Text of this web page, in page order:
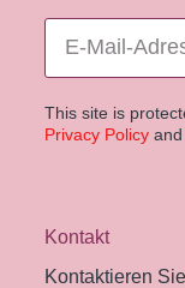
This site is
Privacy Policyand
Kontakt
Kontaktieren